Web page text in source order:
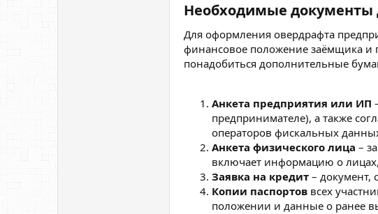
Необходимые документы
Для оформления овердрафта
финансовое положение заёмщика и
понадобиться дополнительные
Анкета предприятия или ИП
предпринимателе), а также
операторов фискальных
Анкета физического лица –
включает информацию о
Заявка на кредит – документ,
Копии паспортов всех
положении и данные о ранее